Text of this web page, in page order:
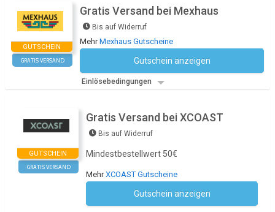
GUTSCHEIN
GRATIS VERSAND
Gratis Versand bei Mexhaus
Bis auf Widerruf
MehrMexhaus Gutscheine
Gutschein anzeigen
Einlösebedingungen
GUTSCHEIN
GRATIS VERSAND
Gratis Versand bei XCOAST
Bis auf Widerruf
Mindestbestellwert 50€
MehrXCOAST Gutscheine
Gutschein anzeigen